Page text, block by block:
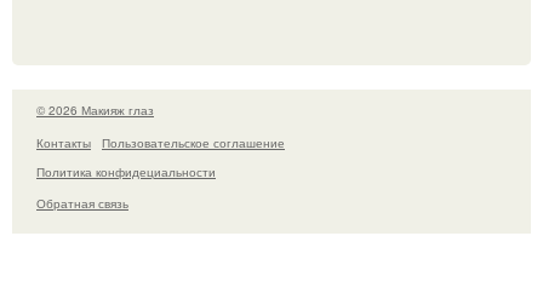
© 2026 Макияж глаз
Контакты
Пользовательское соглашение
Политика конфидециальности
Обратная связь